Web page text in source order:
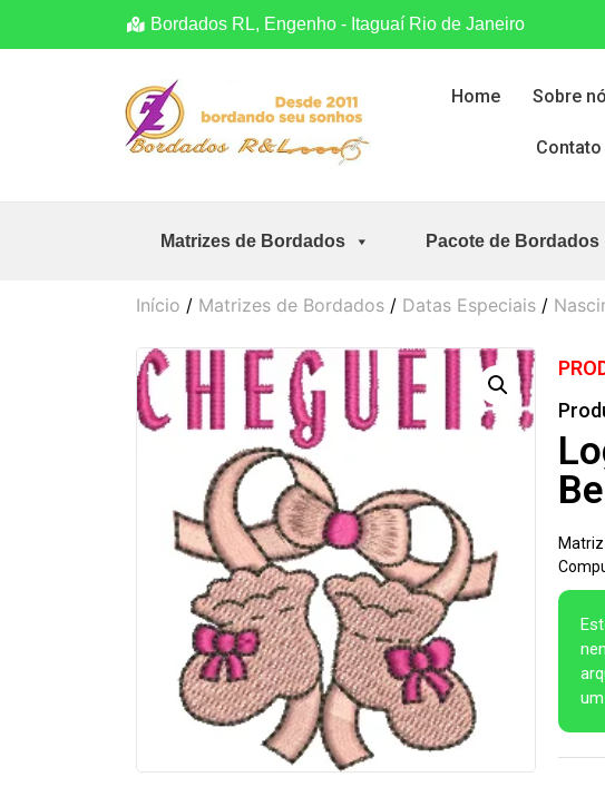
Bordados RL, Engenho - Itaguaí Rio de Janeiro
Home Sobre
Contato
Matrizes de Bordados Pacote de Bordados
Início / Matrizes de Bordados / Datas Especiais /